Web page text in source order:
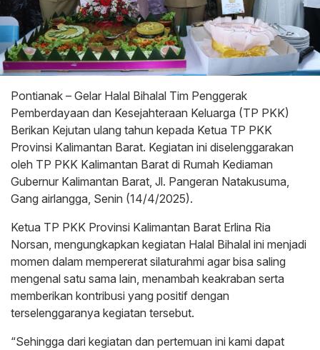
Pontianak – Gelar Halal Bihalal Tim Penggerak
Pemberdayaan dan Kesejahteraan Keluarga (TP PKK)
Berikan Kejutan ulang tahun kepada Ketua TP PKK
Provinsi Kalimantan Barat. Kegiatan ini diselenggarakan
oleh TP PKK Kalimantan Barat di Rumah Kediaman
Gubernur Kalimantan Barat, Jl. Pangeran Natakusuma,
Gang airlangga, Senin (14/4/2025).
Ketua TP PKK Provinsi Kalimantan Barat Erlina Ria
Norsan, mengungkapkan kegiatan Halal Bihalal ini menjadi
momen dalam mempererat silaturahmi agar bisa saling
mengenal satu sama lain, menambah keakraban serta
memberikan kontribusi yang positif dengan
terselenggaranya kegiatan tersebut.
“Sehingga dari kegiatan dan pertemuan ini kami dapat